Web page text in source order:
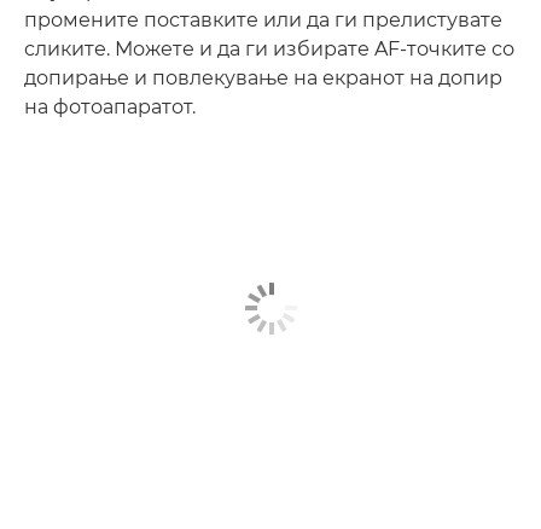
промените поставките или да ги прелистувате
сликите. Можете и да ги избирате AF-точките со
допирање и повлекување на екранот на допир
на фотоапаратот.